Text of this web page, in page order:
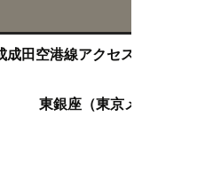
成田空港線アクセス特急 羽
東銀座（東京メトロ日